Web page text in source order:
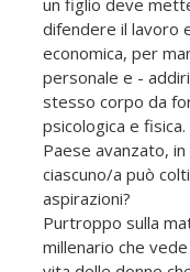
difendere il lavoro
economica, per
personale e -
stesso corpo da
psicologica e
Paese avanzato,
ciascuno/a può
aspirazioni?
Purtroppo sulla
millenario che